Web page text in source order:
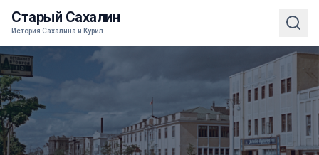
Старый Сахалин
История Сахалина и Курил